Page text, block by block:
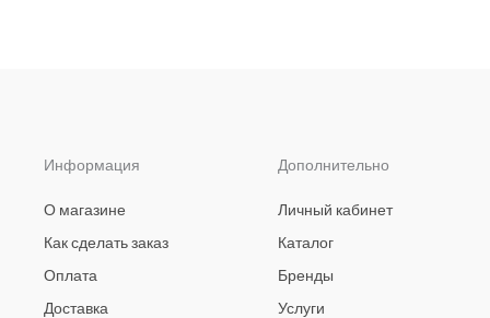
Информация
О магазине
Как сделать заказ
Оплата
Доставка
Дополнительно
Личный кабинет
Каталог
Бренды
Услуги